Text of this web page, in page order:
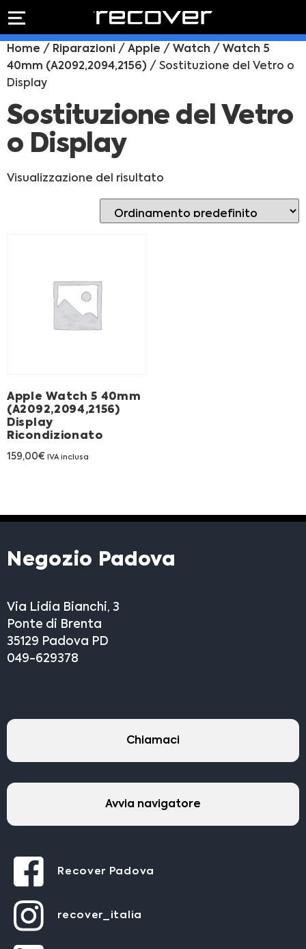
Preventivo online
Shop online
ACQUISTA IPHONE
Franchising
Contatti
PREVENTIVO
Preventivo
RIPARAZIONE
IPHONE
schermo
Sostituzione
Home / Riparazioni / Apple / Watch / Watch 5
40mm (A2092,2094,2156) / Sostituzione del Vetro o
Display
Sostituzione del Vetro
o Display
Visualizzazione del risultato
Apple Watch 5 40mm
(A2092,2094,2156)
Display
Ricondizionato
159,00€ IVA inclusa
Negozio Padova
Via Lidia Bianchi, 3
Ponte di Brenta
35129 Padova PD
049-629378
Chiamaci
Avvia navigatore
Recover Padova
recover_italia